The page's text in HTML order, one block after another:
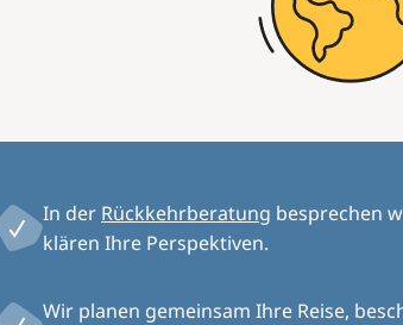
In der Rückkehrberatung besprechen
klären Ihre Perspektiven.
Wir planen gemeinsam Ihre Reise,